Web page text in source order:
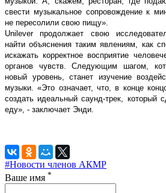
свести музыкальное сопровождение к
не пересолили свою пищу».
Unilever продолжает свою
найти объяснения таким явлениям, как
искажать корректное восприятие
органов чувств. Следующим шагом,
новый уровень, станет изучение
музыки. «Это означает, что, в конце
создать идеальный саунд-трек, который
еду», - заключает Энди.
#Новости членов АКМР
Ваше имя *